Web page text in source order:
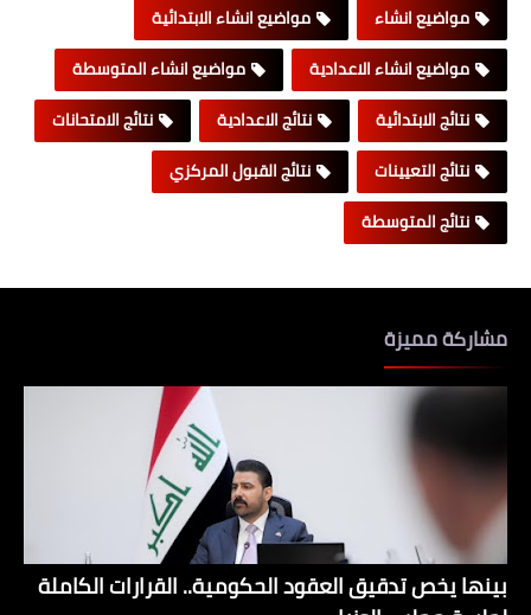
مواضيع انشاء
مواضيع انشاء الابتدائية
مواضيع انشاء الاعدادية
مواضيع انشاء المتوسطة
نتائج الابتدائية
نتائج الاعدادية
نتائج الامتحانات
نتائج التعيينات
نتائج القبول المركزي
نتائج المتوسطة
مشاركة مميزة
بينها يخص تدقيق العقود الحكومية.. القرارات الكاملة